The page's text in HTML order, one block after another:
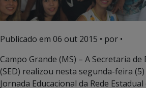
Publicado em 06 out 2015 • por •
Campo Grande (MS) – A Secretaria de
(SED) realizou nesta segunda-feira
Jornada Educacional da Rede